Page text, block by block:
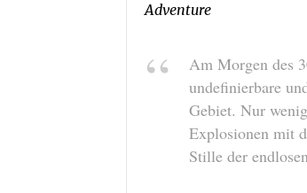
Adventure
Am Morgen des
undefinierbare
Gebiet. Nur
Explosionen mit
Stille der